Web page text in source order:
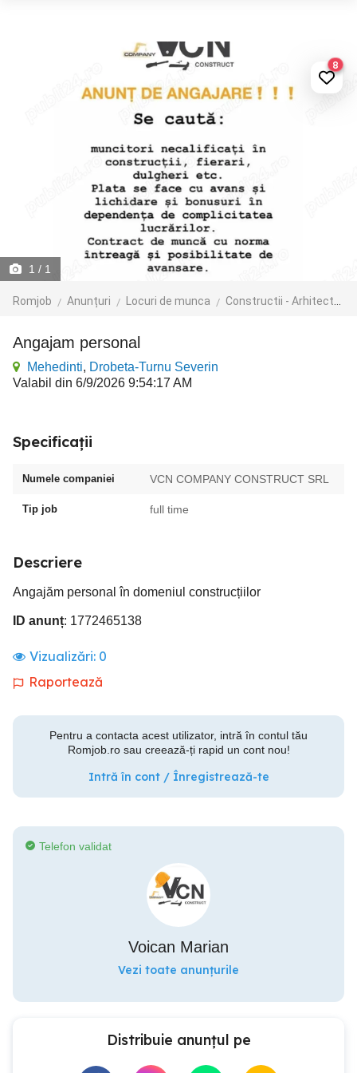
1 / 1
Romjob Anunțuri Locuri de munca Constructii - Arhitectura - Design
8
Angajam personal
Mehedinti, Drobeta-Turnu Severin
Valabil din 6/9/2026 9:54:17 AM
Specificații
Numele companiei VCN COMPANY CONSTRUCT SRL
Tip job full time
Descriere
Angajăm personal în domeniul construcțiilor
ID anunț: 1772465138
Vizualizări: 0
Raportează
Pentru a contacta acest utilizator, intră în contul tău
Romjob.ro sau creează-ți rapid un cont nou!
Intră în cont / Înregistrează-te
Telefon validat
Voican Marian
Vezi toate anunțurile
Distribuie anunțul pe